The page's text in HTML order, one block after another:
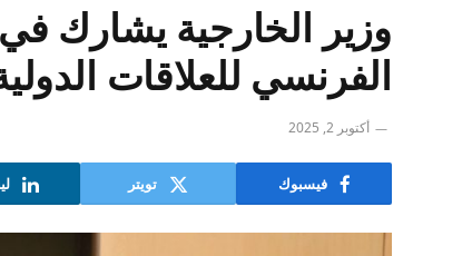
وزير الخارجية يشارك
الفرنسي للعلاقات
أكتوبر 2, 2025
فيسبوك تويتر